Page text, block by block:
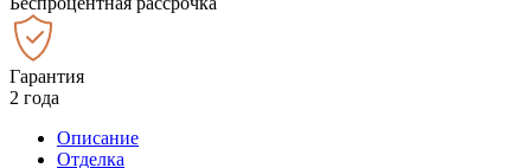
Гарантия
2 года
Описание
Отделка